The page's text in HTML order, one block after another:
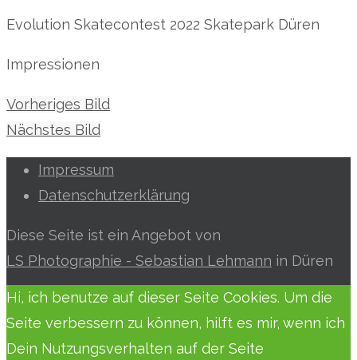
Evolution Skatecontest 2022 Skatepark Düren
Impressionen
Vorheriges Bild
Nächstes Bild
Impressum
Datenschutzerklärung
Diese Seite ist ein Angebot von
LS Photographie - Sebastian Lehmann in Düren
Hi, ich benutze auf dieser Seite Cookies. Um die
Seite verbessern zu können, hilft es mir, wenn ich
Dein Nutzungsverhalten auf der Seite